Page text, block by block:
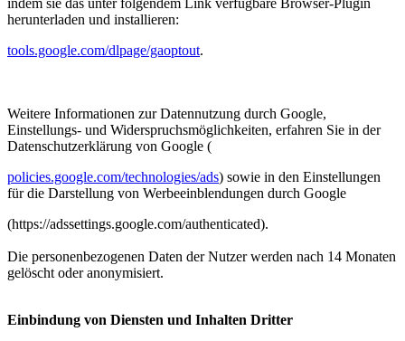
herunterladen und installieren:
tools.google.com/dlpage/gaoptout.
Weitere Informationen zur Datennutzung durch Google,
Einstellungs- und Widerspruchsmöglichkeiten, erfahren Sie in der
Datenschutzerklärung von Google (
policies.google.com/technologies/ads) sowie in den Einstellungen
für die Darstellung von Werbeeinblendungen durch Google
(https://adssettings.google.com/authenticated).
Die personenbezogenen Daten der Nutzer werden nach 14 Monaten
gelöscht oder anonymisiert.
Einbindung von Diensten und Inhalten Dritter